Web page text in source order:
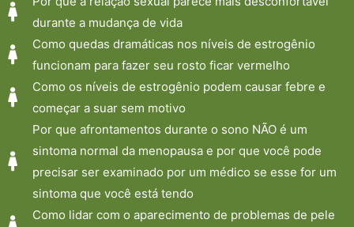
durante a mudança de vida
Como quedas dramáticas nos níveis de estrogênio
funcionam para fazer seu rosto ficar vermelho
Como os níveis de estrogênio podem causar febre e
começar a suar sem motivo
Por que afrontamentos durante o sono NÃO é um
sintoma normal da menopausa e por que você pode
precisar ser examinado por um médico se esse for um
sintoma que você está tendo
Como lidar com o aparecimento de problemas de pele